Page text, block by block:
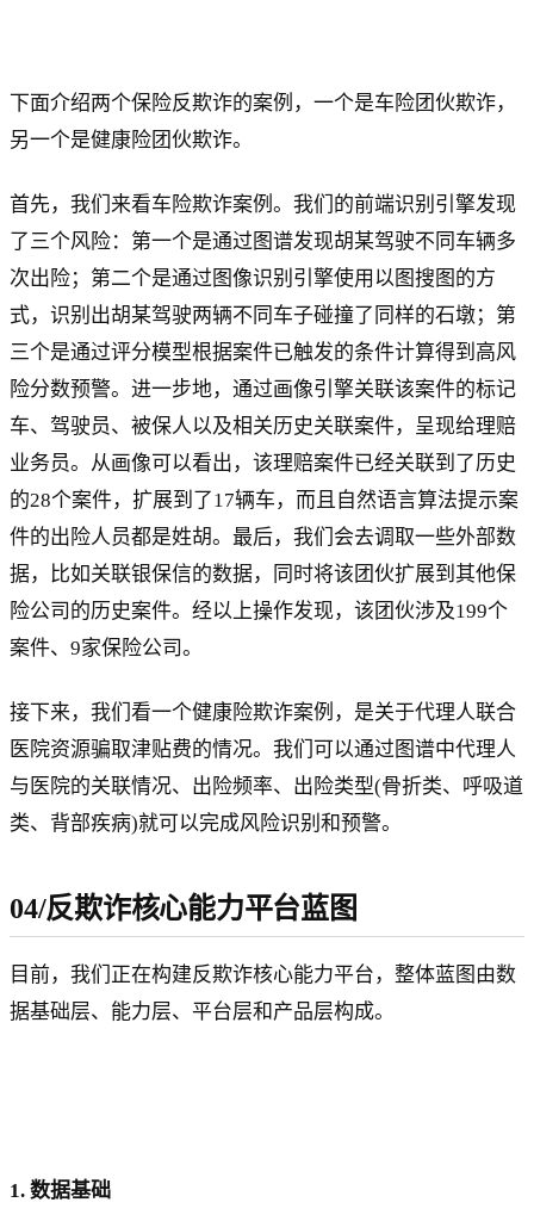
下面介绍两个保险反欺诈的案例，一个是车险团伙欺诈，
另一个是健康险团伙欺诈。
首先，我们来看车险欺诈案例。我们的前端识别引擎发现
了三个风险：第一个是通过图谱发现胡某驾驶不同车辆多
次出险；第二个是通过图像识别引擎使用以图搜图的方
式，识别出胡某驾驶两辆不同车子碰撞了同样的石墩；第
三个是通过评分模型根据案件已触发的条件计算得到高风
险分数预警。进一步地，通过画像引擎关联该案件的标记
车、驾驶员、被保人以及相关历史关联案件，呈现给理赔
业务员。从画像可以看出，该理赔案件已经关联到了历史
的28个案件，扩展到了17辆车，而且自然语言算法提示案
件的出险人员都是姓胡。最后，我们会去调取一些外部数
据，比如关联银保信的数据，同时将该团伙扩展到其他保
险公司的历史案件。经以上操作发现，该团伙涉及199个
案件、9家保险公司。
接下来，我们看一个健康险欺诈案例，是关于代理人联合
医院资源骗取津贴费的情况。我们可以通过图谱中代理人
与医院的关联情况、出险频率、出险类型(骨折类、呼吸道
类、背部疾病)就可以完成风险识别和预警。
04/反欺诈核心能力平台蓝图
目前，我们正在构建反欺诈核心能力平台，整体蓝图由数
据基础层、能力层、平台层和产品层构成。
1. 数据基础